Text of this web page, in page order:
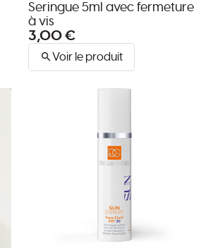
Seringue 5ml avec fermeture
à vis
3,00 €
Voir le produit